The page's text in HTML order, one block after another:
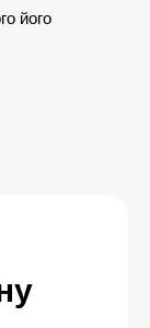
його